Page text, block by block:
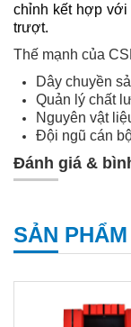
chỉnh kết hợp với
trượt.
Thế mạnh của
Dây chuyền
Quản lý chất
Nguyên vật
Đội ngũ cán
Đánh giá &
SẢN